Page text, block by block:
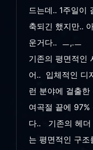
드는데.. 1주일
축되긴 했지만..
운거다.. ㅡ,.ㅡ
기존의 평면적인
어.. 입체적인 디
런 분야에 걸출
여곡절 끝에 97%
다.. 기존의 헤더
는 평면적인 구